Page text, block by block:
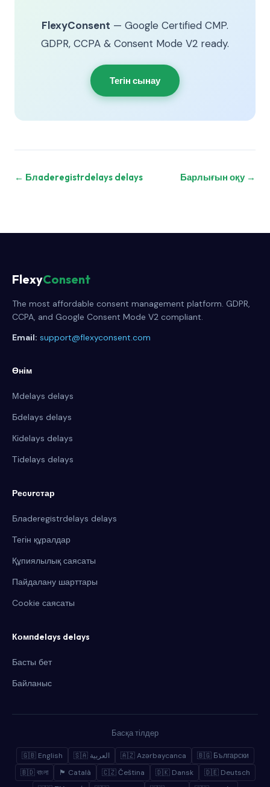
FlexyConsent — Google Certified CMP.
GDPR, CCPA & Consent Mode V2 ready.
Тегін сынау
← Блaderegistrdelays delays Барлығын оқу →
FlexyConsent
The most affordable consent management platform. GDPR,
CCPA, and Google Consent Mode V2 compliant.
Email: support@flexyconsent.com
Өнім
Мdelays delays
Бdelays delays
Кіdelays delays
Тіdelays delays
Ресurстар
Блaderegistrdelays delays
Тегін құралдар
Құпиялылық саясаты
Пайдалану шарттары
Cookie саясаты
Компdelays delays
Басты бет
Байланыс
Басқа тілдер
🇬🇧 English 🇸🇦 العربية 🇦🇿 Azərbaycanca
🇧🇬 Български
🇧🇩 বাংলা
🏴 Català 🇨🇿 Čeština 🇩🇰 Dansk
🇩🇪 Deutsch